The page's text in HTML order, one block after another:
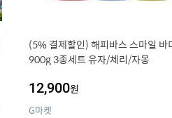
(5% 결제할인) 해피바스 스마일 바
900g 3종세트 유자/체리/자몽
12,900원
G마켓